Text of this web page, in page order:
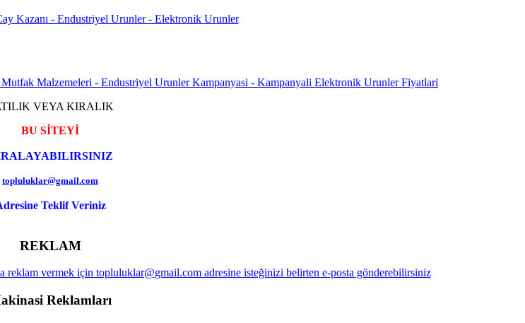
VEYA KIRALIK
BU SİTEYİ
topluluklar@gmail.com
Teklif Veriniz
REKLAM
Reklamları